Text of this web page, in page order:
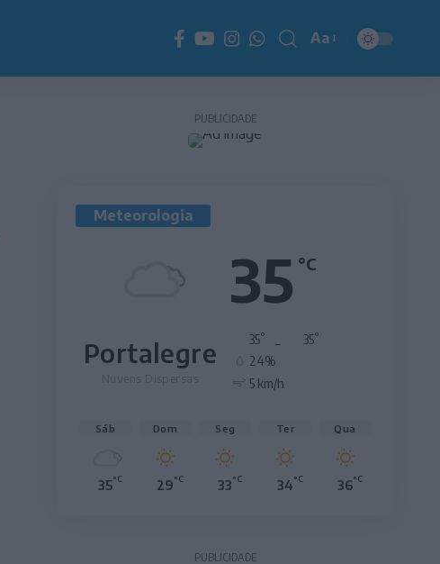
Redimensionador
de
Aa
PUBLICIDADE
Meteorologia
35 °C
Portalegre 35° 35°
24%
5 km/h
Sáb
35°C
Dom
29°C
Seg
33°C
Ter
34°C
Qua
36°C
PUBLICIDADE